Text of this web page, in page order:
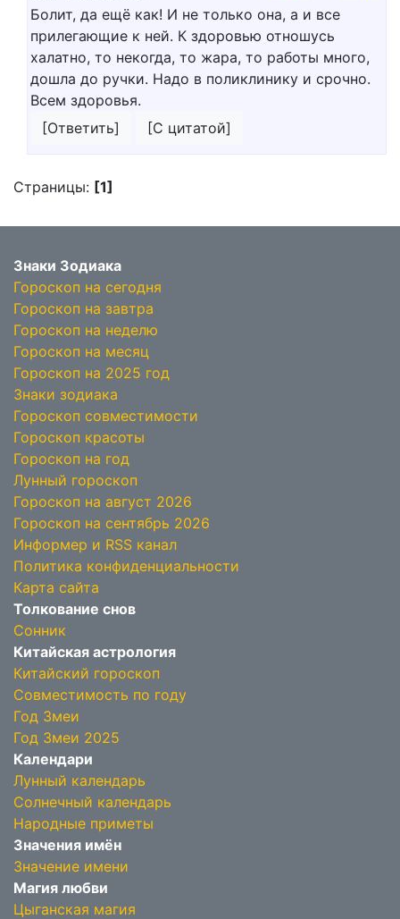
Болит, да ещё как! И не только она, а и все
прилегающие к ней. К здоровью отношусь
халатно, то некогда, то жара, то работы много,
дошла до ручки. Надо в поликлинику и срочно.
Всем здоровья.
[Ответить]
[С цитатой]
Страницы: [1]
Знаки Зодиака
Гороскоп на сегодня
Гороскоп на завтра
Гороскоп на неделю
Гороскоп на месяц
Гороскоп на 2025 год
Знаки зодиака
Гороскоп совместимости
Гороскоп красоты
Гороскоп на год
Лунный гороскоп
Гороскоп на август 2026
Гороскоп на сентябрь 2026
Информер и RSS канал
Политика конфиденциальности
Карта сайта
Толкование снов
Сонник
Китайская астрология
Китайский гороскоп
Совместимость по году
Год Змеи
Год Змеи 2025
Календари
Лунный календарь
Солнечный календарь
Народные приметы
Значения имён
Значение имени
Магия любви
Цыганская магия